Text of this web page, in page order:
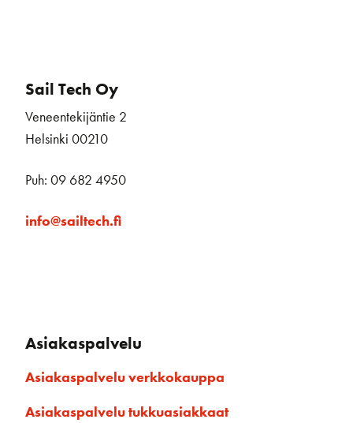
Sail Tech Oy
Veneentekijäntie 2
Helsinki 00210
Puh: 09 682 4950
info@sailtech.fi
Asiakaspalvelu
Asiakaspalvelu verkkokauppa
Asiakaspalvelu tukkuasiakkaat